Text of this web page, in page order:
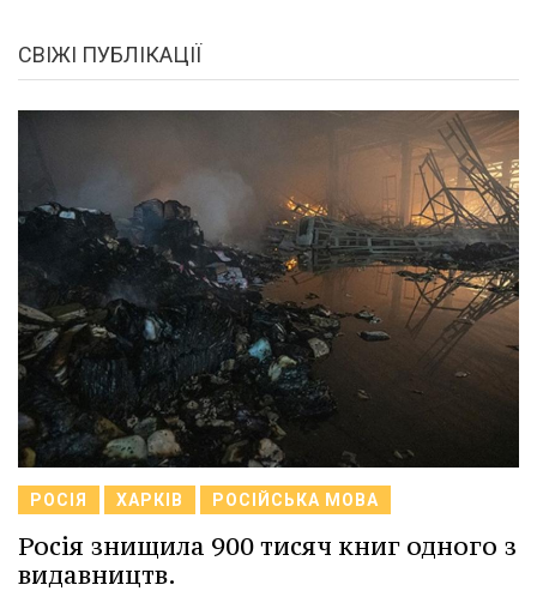
СВІЖІ ПУБЛІКАЦІЇ
РОСІЯ ХАРКІВ РОСІЙСЬКА МОВА
Росія знищила 900 тисяч книг одного з
видавництв.